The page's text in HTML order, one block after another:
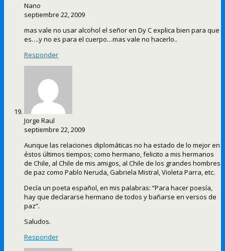
Nano
septiembre 22, 2009
mas vale no usar alcohol el señor en Dy C explica bien para que
es….y no es para el cuerpo…mas vale no hacerlo..
Responder
Jorge Raul
septiembre 22, 2009
Aunque las relaciones diplomáticas no ha estado de lo mejor en
éstos últimos tiempos; como hermano, felicito a mis hermanos
de Chile, al Chile de mis amigos, al Chile de los grandes hombres
de paz como Pablo Neruda, Gabriela Mistral, Violeta Parra, etc.
Decía un poeta español, en mis palabras: “Para hacer poesía,
hay que declararse hermano de todos y bañarse en versos de
paz”.
Saludos.
Responder